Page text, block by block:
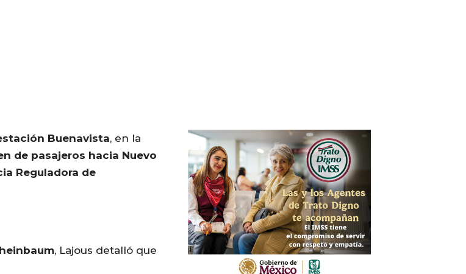
Buenavista, en la
de pasajeros hacia Nuevo
Reguladora de
, Lajous detalló que